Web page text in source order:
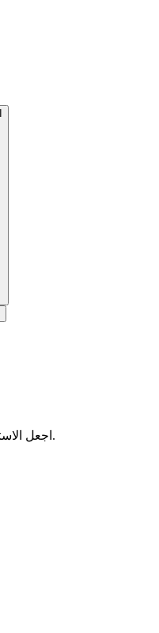
اجعل الاستكشاف أسهل، واجعل الحياة أكثر ثراءً.